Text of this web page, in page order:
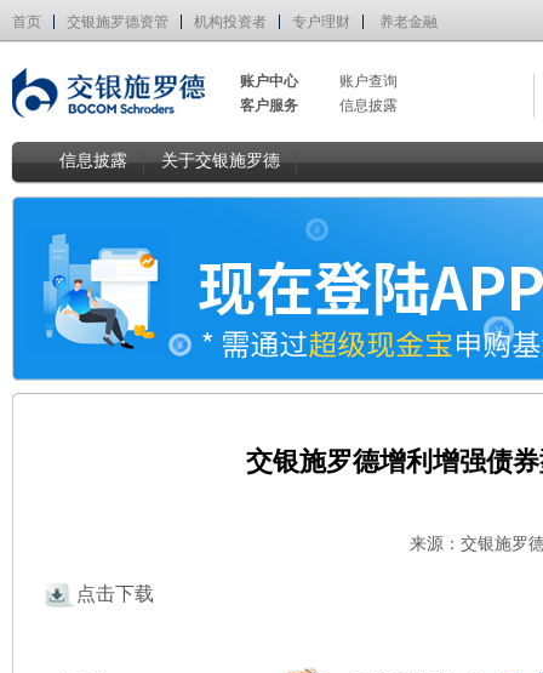
首页 交银施罗德资管 机构投资者 专户理财 养老金融
账户中心
账户查询
客户服务
信息披露
信息披露 关于交银施罗德
交银施罗德增利增强债
来源：交银施罗
点击下载